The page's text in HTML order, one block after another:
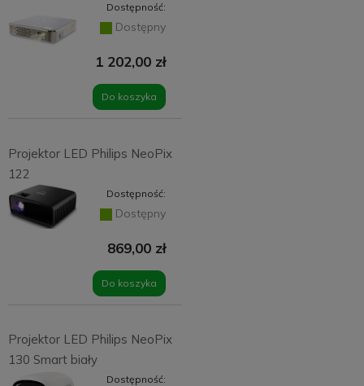
Dostępność:
Dostępny
1 202,00 zł
Do koszyka
Projektor LED Philips NeoPix
122
Dostępność:
Dostępny
869,00 zł
Do koszyka
Projektor LED Philips NeoPix
130 Smart biały
Dostępność: